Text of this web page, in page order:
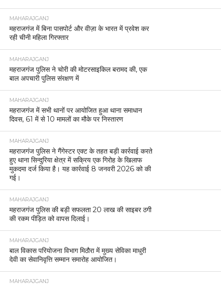
MAHARAJGANJ
महराजगंज में बिना पासपोर्ट और वीज़ा के भारत में प्रवेश कर
रही चीनी महिला गिरफ्तार
MAHARAJGANJ
महराजगंज पुलिस ने चोरी की मोटरसाइकिल बरामद की, एक
बाल अपचारी पुलिस संरक्षण में
MAHARAJGANJ
महराजगंज में सभी थानों पर आयोजित हुआ थाना समाधान
दिवस, 61 में से 10 मामलों का मौके पर निस्तारण
MAHARAJGANJ
महराजगंज पुलिस ने गैंगेस्टर एक्ट के तहत बड़ी कार्रवाई करते
हुए थाना सिन्दुरिया क्षेत्र में सक्रिय एक गिरोह के खिलाफ
मुकदमा दर्ज किया है। यह कार्रवाई 8 जनवरी 2026 को की
गई।
MAHARAJGANJ
महराजगंज पुलिस की बड़ी सफलता 20 लाख की साइबर ठगी
की रकम पीड़ित को वापस दिलाई।
MAHARAJGANJ
बाल विकास परियोजना विभाग मिठौरा में मुख्य सेविका माधुरी
देवी का सेवानिवृत्ति सम्मान समारोह आयोजित।
MAHARAJGANJ